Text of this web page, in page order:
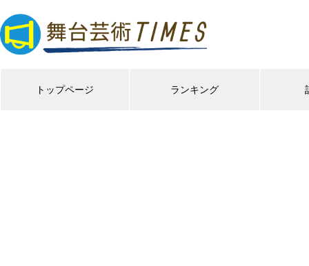
トップページ ランキング